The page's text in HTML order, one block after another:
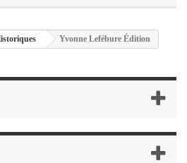
Yvonne Lefébure Édition